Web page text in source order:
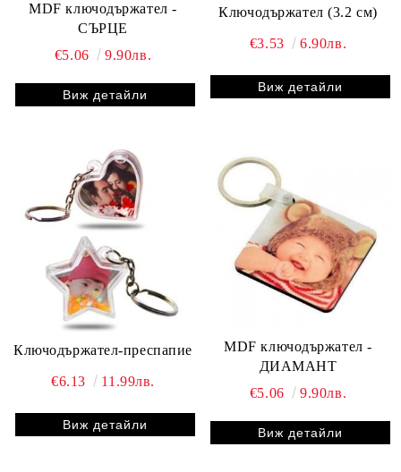
MDF ключодържател -
СЪРЦЕ
€5.06
9.90лв.
Виж детайли
Ключодържател (3.2 см)
€3.53 6.90лв.
Виж детайли
Ключодържател-преспапие
€6.13 11.99лв.
Виж детайли
MDF ключодържател -
ДИАМАНТ
€5.06
9.90лв.
Виж детайли